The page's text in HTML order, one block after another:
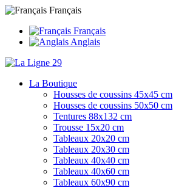
Français
Français
Anglais
La Boutique
Housses de coussins 45x45 cm
Housses de coussins 50x50 cm
Tentures 88x132 cm
Trousse 15x20 cm
Tableaux 20x20 cm
Tableaux 20x30 cm
Tableaux 40x40 cm
Tableaux 40x60 cm
Tableaux 60x90 cm